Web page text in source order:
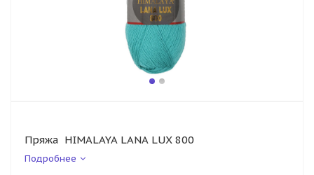
Пряжа HIMALAYA LANA LUX 800
Подробнее